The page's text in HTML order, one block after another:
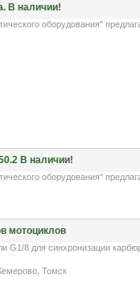
В наличии!
оборудования"
В наличии!
оборудования"
мотоциклов
8 для синхронизации
Томск